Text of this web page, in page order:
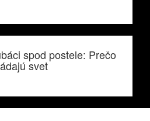
spod postele: Prečo
svet